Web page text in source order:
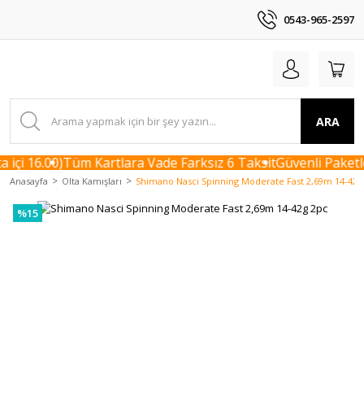
0543-965-2597
ARA
16.00)Tüm Kartlara Vade Farksız 6 TaksitGüvenli
Anasayfa Olta Kamışları Shimano Nasci Spinning Moderate Fast 2,69m 14-
%15